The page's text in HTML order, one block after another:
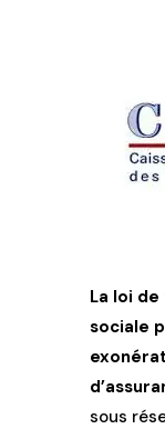
La loi
sociale
sous